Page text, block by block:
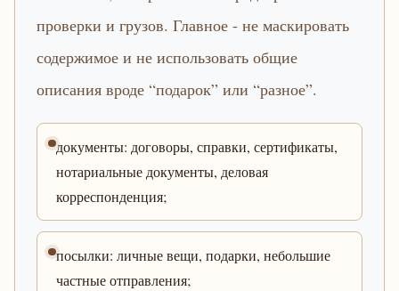
проверки и грузов. Главное - не маскировать
содержимое и не использовать общие
описания вроде “подарок” или “разное”.
документы: договоры, справки, сертификаты,
нотариальные документы, деловая
корреспонденция;
посылки: личные вещи, подарки, небольшие
частные отправления;